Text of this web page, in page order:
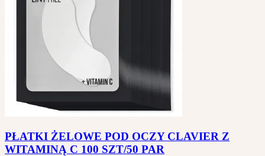
PŁATKI ŻELOWE POD OCZY CLAVIER Z
WITAMINĄ C 100 SZT/50 PAR